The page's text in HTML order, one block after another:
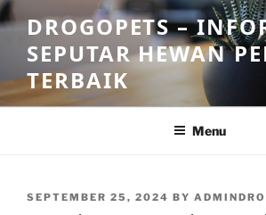
Skip
to
content
DROGOPETS –
SEPUTAR HEWAN
TERBAIK
Menu
POSTED
SEPTEMBER 25, 2024 BY ADMINDRO